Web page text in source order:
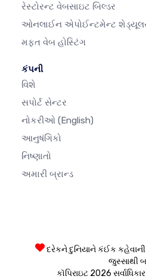
રેસ્ટોરન્ટ વેબસાઇટ બિલ્ડર
ઓનલાઈન એપોઈન્ટમેન્ટ
મફત વેબ હોસ્ટિંગ
કંપની
વિશે
સપોર્ટ સેન્ટર
નોકરીઓ (English)
આનુષંગિકો
નિષ્ણાતો
અમારી બ્રાન્ડ
દરેકને દુનિયાને કંઈક
જુસ્સાથી
કૉપિરાઇટ 2026